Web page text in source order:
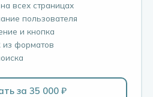
всех страницах
пользователя
и кнопка
из форматов
за 35 000 ₽